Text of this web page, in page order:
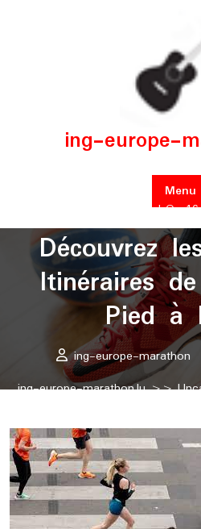
ing-europe-
Menu
Posted On 16
Découvrez
Itinéraires
Pied à
ing-europe-marathon
ing-europe-marathon.lu>>